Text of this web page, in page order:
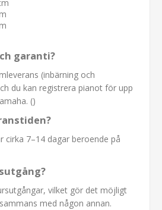
garanti?
(inbärning och
du kan registrera pianot för upp
()
cirka 7–14 dagar beroende på
vilket gör det möjligt
med någon annan.